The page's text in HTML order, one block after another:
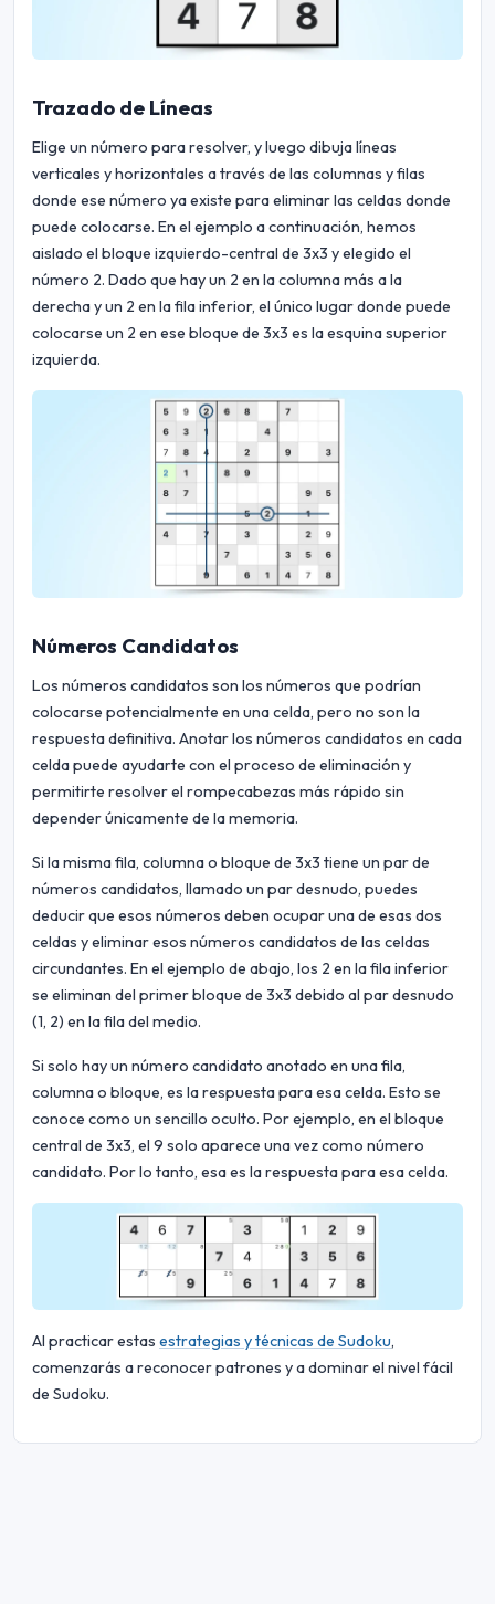
Trazado de Líneas
Elige un número para resolver, y luego dibuja líneas
verticales y horizontales a través de las columnas y filas
donde ese número ya existe para eliminar las celdas donde
puede colocarse. En el ejemplo a continuación, hemos
aislado el bloque izquierdo-central de 3x3 y elegido el
número 2. Dado que hay un 2 en la columna más a la
derecha y un 2 en la fila inferior, el único lugar donde puede
colocarse un 2 en ese bloque de 3x3 es la esquina superior
izquierda.
Números Candidatos
Los números candidatos son los números que podrían
colocarse potencialmente en una celda, pero no son la
respuesta definitiva. Anotar los números candidatos en cada
celda puede ayudarte con el proceso de eliminación y
permitirte resolver el rompecabezas más rápido sin
depender únicamente de la memoria.
Si la misma fila, columna o bloque de 3x3 tiene un par de
números candidatos, llamado un par desnudo, puedes
deducir que esos números deben ocupar una de esas dos
celdas y eliminar esos números candidatos de las celdas
circundantes. En el ejemplo de abajo, los 2 en la fila inferior
se eliminan del primer bloque de 3x3 debido al par desnudo
(1, 2) en la fila del medio.
Si solo hay un número candidato anotado en una fila,
columna o bloque, es la respuesta para esa celda. Esto se
conoce como un sencillo oculto. Por ejemplo, en el bloque
central de 3x3, el 9 solo aparece una vez como número
candidato. Por lo tanto, esa es la respuesta para esa celda.
Al practicar estas estrategias y técnicas de Sudoku,
comenzarás a reconocer patrones y a dominar el nivel fácil
de Sudoku.